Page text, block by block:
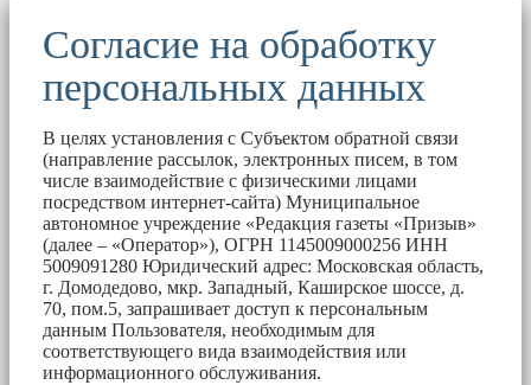
Согласие на обработку
персональных данных
В целях установления с Субъектом обратной связи
(направление рассылок, электронных писем, в том
числе взаимодействие с физическими лицами
посредством интернет-сайта) Муниципальное
автономное учреждение «Редакция газеты «Призыв»
(далее – «Оператор»), ОГРН 1145009000256 ИНН
5009091280 Юридический адрес: Московская область,
г. Домодедово, мкр. Западный, Каширское шоссе, д.
70, пом.5, запрашивает доступ к персональным
данным Пользователя, необходимым для
соответствующего вида взаимодействия или
информационного обслуживания.